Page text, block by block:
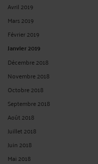
Avril 2019
Mars 2019
Février 2019
Janvier 2019
Décembre 2018
Novembre 2018
Octobre 2018
Septembre 2018
Août 2018
Juillet 2018
Juin 2018
Mai 2018